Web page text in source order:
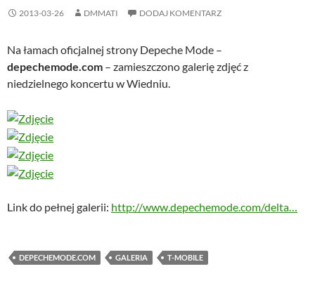
2013-03-26 DMMATI DODAJ KOMENTARZ
Na łamach oficjalnej strony Depeche Mode –
depechemode.com – zamieszczono galerię zdjęć z
niedzielnego koncertu w Wiedniu.
Link do pełnej galerii: http://www.depechemode.com/delta…
DEPECHEMODE.COM GALERIA T-MOBILE